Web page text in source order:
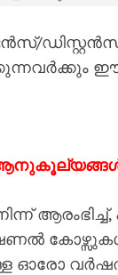
ഡിസ്റ്റൻസ്
ഓരോ